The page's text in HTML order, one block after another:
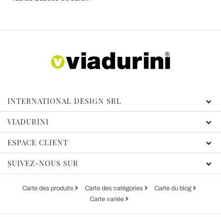
INTERNATIONAL DESIGN SRL
VIADURINI
ESPACE CLIENT
SUIVEZ-NOUS SUR
Carte des produits Carte des catégories
Carte du blog
Carte variée